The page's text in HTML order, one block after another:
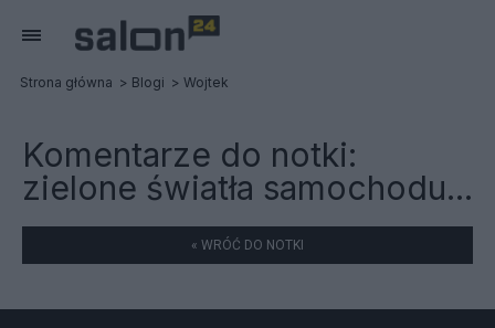
Strona główna Blogi Wojtek
Komentarze do notki:
zielone światła samochodu...
« WRÓĆ DO NOTKI